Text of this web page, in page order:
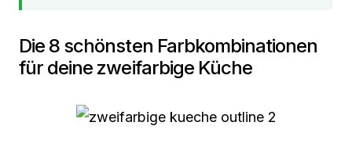
Die 8 schönsten Farbkombinationen
für deine zweifarbige Küche